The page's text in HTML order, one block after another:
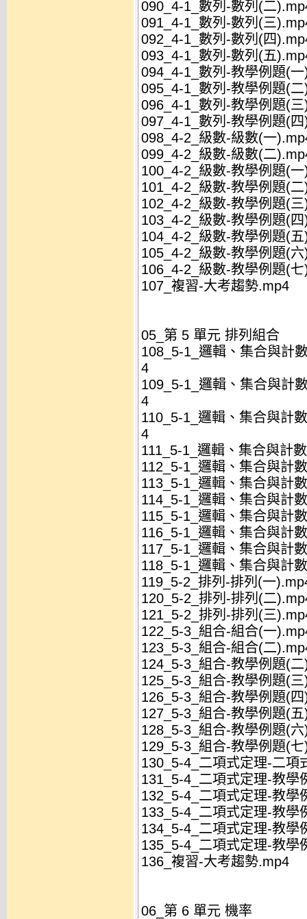
090_4-1_數列-數列(二
091_4-1_數列-數列(三
092_4-1_數列-數列(四
093_4-1_數列-數列(五
094_4-1_數列-教學例題(
095_4-1_數列-教學例題(
096_4-1_數列-教學例題(
097_4-1_數列-教學例題(
098_4-2_級數-級數(一
099_4-2_級數-級數(二
100_4-2_級數-教學例題(
101_4-2_級數-教學例題(
102_4-2_級數-教學例題(
103_4-2_級數-教學例題(
104_4-2_級數-教學例題(
105_4-2_級數-教學例題(
106_4-2_級數-教學例題(
107_複習-大考趨勢.mp4
05_第 5 單元 排列組合
108_5-1_邏輯、集合與計
4
109_5-1_邏輯、集合與計
4
110_5-1_邏輯、集合與計
4
111_5-1_邏輯、集合與計
112_5-1_邏輯、集合與計
113_5-1_邏輯、集合與計
114_5-1_邏輯、集合與計
115_5-1_邏輯、集合與計
116_5-1_邏輯、集合與計
117_5-1_邏輯、集合與計
118_5-1_邏輯、集合與計
119_5-2_排列-排列(一
120_5-2_排列-排列(二
121_5-2_排列-排列(三
122_5-3_組合-組合(一
123_5-3_組合-組合(二
124_5-3_組合-教學例題(
125_5-3_組合-教學例題(
126_5-3_組合-教學例題(
127_5-3_組合-教學例題(
128_5-3_組合-教學例題(
129_5-3_組合-教學例題(
130_5-4_二項式定理-二項
131_5-4_二項式定理-教學
132_5-4_二項式定理-教學
133_5-4_二項式定理-教學
134_5-4_二項式定理-教學
135_5-4_二項式定理-教學
136_複習-大考趨勢.mp4
06_第 6 單元 機率